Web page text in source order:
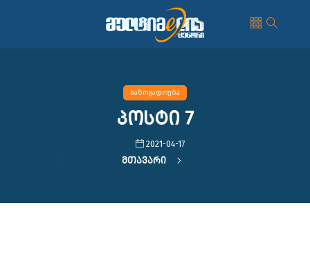
საზოგადოება
პოსტი 7
2021-04-17
Მთავარი